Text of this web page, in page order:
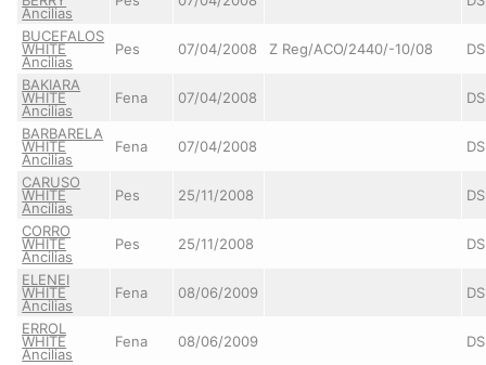
Ancilias
BUCEFALOS
WHITE
Ancilias
Pes 07/04/2008 Z Reg/ACO/2440/-10/08 DS
BAKIARA
WHITE
Ancilias
Fena 07/04/2008 DS
BARBARELA
WHITE
Ancilias
Fena 07/04/2008 DS
CARUSO
WHITE
Ancilias
Pes 25/11/2008 DS
CORRO
WHITE
Ancilias
Pes 25/11/2008 DS
ELENEI
WHITE
Ancilias
Fena 08/06/2009 DS
ERROL
WHITE
Ancilias
Fena 08/06/2009 DS